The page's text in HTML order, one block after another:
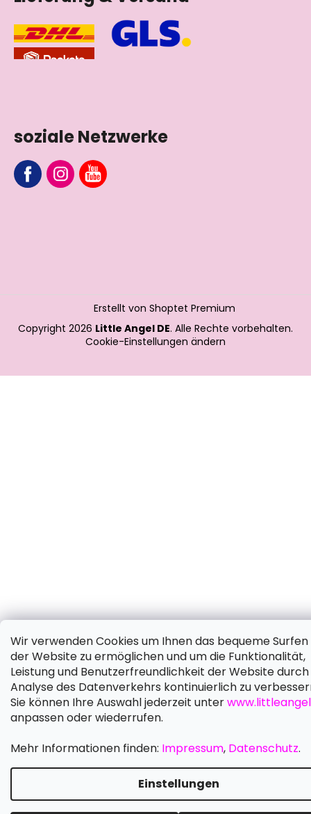
Wir verwenden Cookies um Ihnen das bequeme
der Website zu ermöglichen und um die Funktionalität,
Leistung und Benutzerfreundlichkeit der Website durch
Analyse des Datenverkehrs kontinuierlich zu
Sie können Ihre Auswahl jederzeit unter
anpassen oder wiederrufen.
Mehr Informationen finden: Impressum, Datenschutz.
Einstellungen
soziale Netzwerke
Erstellt von Shoptet Premium
Copyright 2026 Little Angel DE. Alle Rechte vorbehalten.
Cookie-Einstellungen ändern